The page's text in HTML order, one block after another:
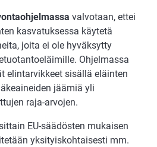
valvotaan, ettei
kasvatuksessa käytetä
joita ei ole hyväksytty
Ohjelmassa
elintarvikkeet sisällä eläinten
jäämiä yli
raja-arvojen.
EU-säädösten mukaisen
yksityiskohtaisesti mm.